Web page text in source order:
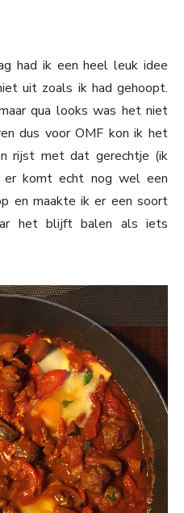
had ik een heel leuk idee
uit zoals ik had gehoopt.
qua looks was het niet
dus voor OMF kon ik het
rijst met dat gerechtje (ik
komt echt nog wel een
en maakte ik er een soort
het blijft balen als iets